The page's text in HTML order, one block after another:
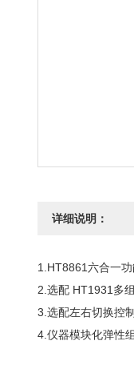
详细说明：
1.HT8861六合一
2.选配 HT1931多
3.选配左右切换控
4.仪器模块化弹性